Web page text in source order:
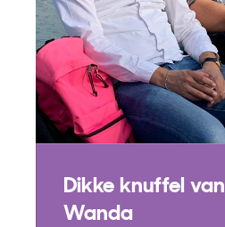
Dikke knuffel van
Wanda